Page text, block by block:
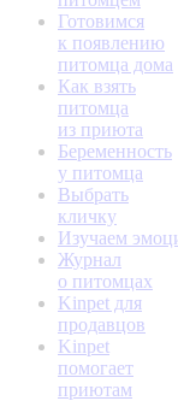
Готовимся
к появлению
питомца дома
Как взять
питомца
из приюта
Беременность
у питомца
Выбрать
кличку
Изучаем
Журнал
о питомцах
Kinpet для
продавцов
Kinpet
помогает
приютам